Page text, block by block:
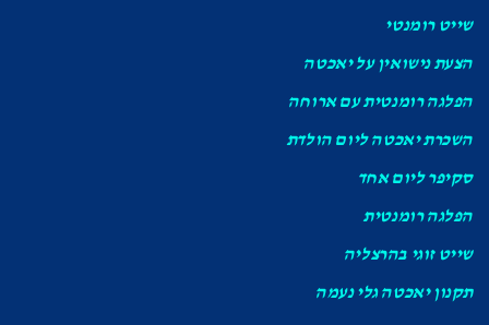
שייט רומנטי
הצעת נישואין על יאכטה
הפלגה רומנטית עם ארוחה
השכרת יאכטה ליום הולדת
סקיפר ליום אחד
הפלגה רומנטית
שייט זוגי בהרצליה
תקנון יאכטה גלי נעמה